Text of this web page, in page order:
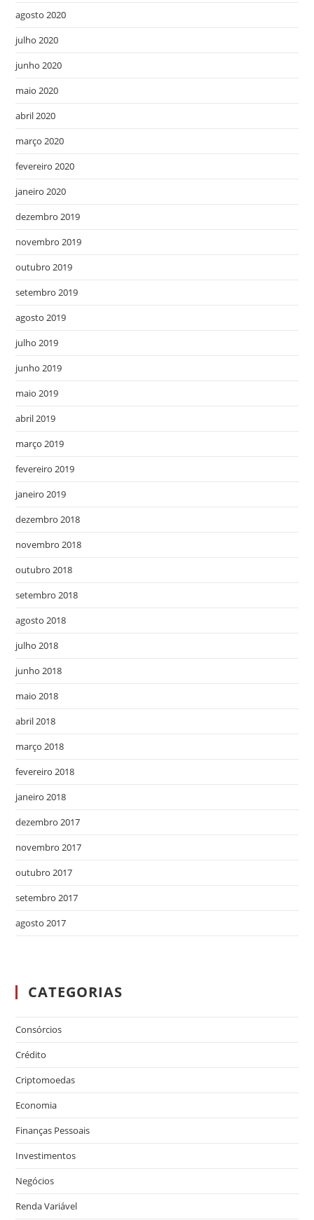
agosto 2020
julho 2020
junho 2020
maio 2020
abril 2020
março 2020
fevereiro 2020
janeiro 2020
dezembro 2019
novembro 2019
outubro 2019
setembro 2019
agosto 2019
julho 2019
junho 2019
maio 2019
abril 2019
março 2019
fevereiro 2019
janeiro 2019
dezembro 2018
novembro 2018
outubro 2018
setembro 2018
agosto 2018
julho 2018
junho 2018
maio 2018
abril 2018
março 2018
fevereiro 2018
janeiro 2018
dezembro 2017
novembro 2017
outubro 2017
setembro 2017
agosto 2017
CATEGORIAS
Consórcios
Crédito
Criptomoedas
Economia
Finanças Pessoais
Investimentos
Negócios
Renda Variável